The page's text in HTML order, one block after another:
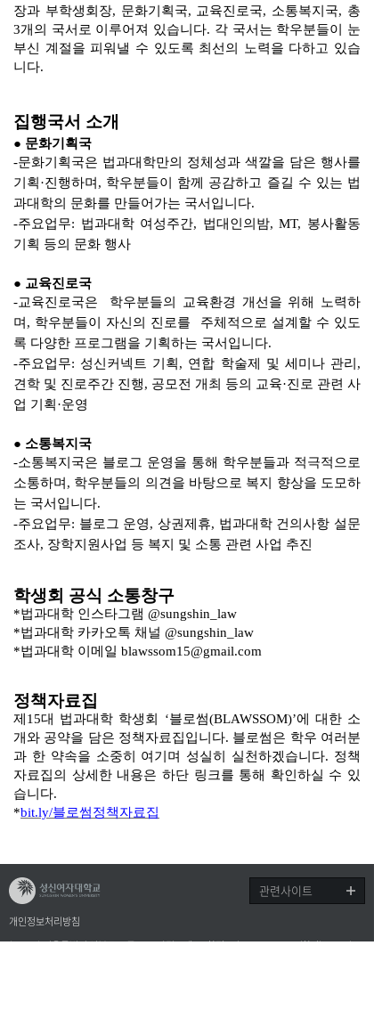
장과 부학생회장, 문화기획국, 교육진로국, 소통복지국, 총
3개의 국서로 이루어져 있습니다. 각 국서는 학우분들이 눈
부신 계절을 피워낼 수 있도록 최선의 노력을 다하고 있습
니다.
집행국서 소개
● 문화기획국
-문화기획국은 법과대학만의 정체성과 색깔을 담은 행사를
기획·진행하며 , 학우분들이 함께 공감하고 즐길 수 있는 법
과대학의 문화를 만들어가는 국서입니다.
-주요업무: 법과대학 여성주간, 법대인의밤, MT, 봉사활동
기획 등의 문화 행사
● 교육진로국
-교육진로국은
학우분들의 교육환경 개선을 위해 노력하
며 , 학우분들이 자신의 진로를
주체적으로 설계할 수 있도
록 다양한 프로그램을 기획하는 국서입니다.
-주요업무: 성신커넥트 기획, 연합 학술제 및 세미나 관리 ,
견학 및 진로주간 진행, 공모전 개최 등의 교육·진로 관련 사
업 기획·운영
● 소통복지국
-소통복지국은 블로그 운영을 통해 학우분들과 적극적으로
소통하며 , 학우분들의 의견을 바탕으로 복지 향상을 도모하
는 국서입니다.
-주요업무: 블로그 운영,상권제휴, 법과대학 건의사항 설문
조사, 장학지원사업 등 복지 및 소통 관련 사업 추진
학생회 공식 소통창구
*법과대학 인스타그램 @sungshin_law
*법과대학 카카오톡 채널 @sungshin_law
*법과대학 이메일 blawssom15@gmail.com
정책자료집
제 15대 법과대학 학생회 ‘블로썸(BLAWSSOM)’에 대한 소
개와 공약을 담은 정책자료집입니다. 블로썸은 학우 여러분
과 한 약속을 소중히 여기며 성실히 실천하겠습니다. 정책
자료집의 상세한 내용은 하단 링크를 통해 확인하실 수 있
습니다.
*bit.ly/블로썸정책자료집
개인정보처리방침
관련사이트
(02844) 서울특별시 성북구 보문로 34다길 2제2교학팀 Tel. 02-920-7206(학사), 7137(교